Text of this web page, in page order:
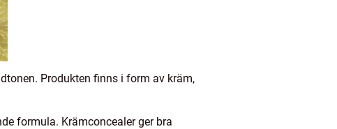
Produkten finns i form av kräm,
formula. Krämconcealer ger bra